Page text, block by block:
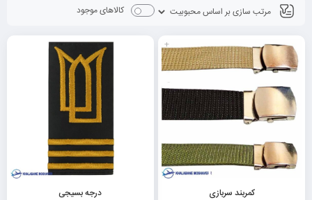
کالاهای موجود
+
کمربند سربازی درجه بسیجی